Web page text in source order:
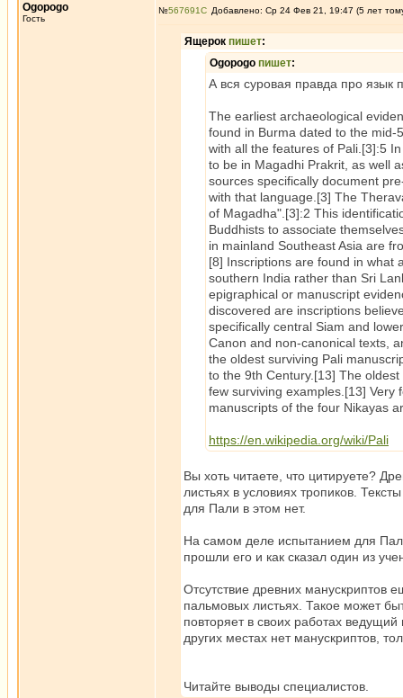
Ogopogo
Гость
№567691 Добавлено: Ср 24 Фев 21, 19:47 (5 лет
Ящерок пишет:
Ogopogo пишет:
А вся суровая правда про язык
The earliest archaeological
found in Burma dated to the mid-
with all the features of Pali.[3]:5
to be in Magadhi Prakrit, as well
sources specifically document
with that language.[3] The
of Magadha".[3]:2 This
Buddhists to associate
in mainland Southeast Asia are
[8] Inscriptions are found in what
southern India rather than Sri
epigraphical or manuscript
discovered are inscriptions
specifically central Siam and
Canon and non-canonical texts,
the oldest surviving Pali
to the 9th Century.[13] The
few surviving examples.[13] Very
manuscripts of the four Nikayas
https://en.wikipedia.org/wiki/Pali
Вы хоть читаете, что цитируете?
листьях в условиях тропиков.
для Пали в этом нет.
На самом деле испытанием для
прошли его и как сказал один из
Отсутствие древних манускриптов
пальмовых листьях. Такое может
повторяет в своих работах
других местах нет манускриптов,
Читайте выводы специалистов.